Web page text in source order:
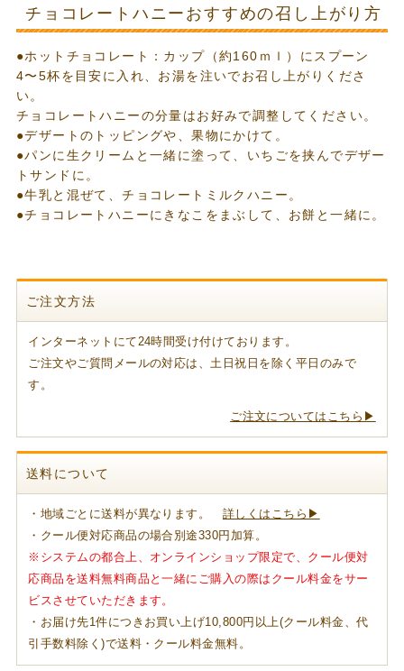
チョコレートハニーおすすめの召し上がり方
●ホットチョコレート：カップ（約160ｍｌ）にスプーン
4〜5杯を目安に入れ、お湯を注いでお召し上がりくださ
い。
チョコレートハニーの分量はお好みで調整してください。
●デザートのトッピングや、果物にかけて。
●パンに生クリームと一緒に塗って、いちごを挟んでデザー
トサンドに。
●牛乳と混ぜて、チョコレートミルクハニー。
●チョコレートハニーにきなこをまぶして、お餅と一緒に。
ご注文方法
インターネットにて24時間受け付けております。
ご注文やご質問メールの対応は、土日祝日を除く平日のみで
す。
ご注文についてはこちら▶
送料について
・地域ごとに送料が異なります。 詳しくはこちら▶
・クール便対応商品の場合別途330円加算。
※システムの都合上、オンラインショップ限定で、クール便対
応商品を送料無料商品と一緒にご購入の際はクール料金をサー
ビスさせていただきます。
・お届け先1件につきお買い上げ10,800円以上(クール料金、代
引手数料除く)で送料・クール料金無料。